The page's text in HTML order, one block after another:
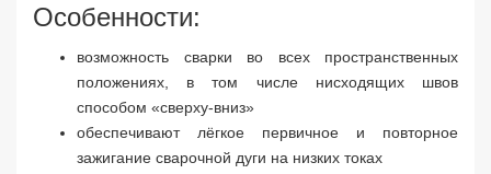
Особенности:
возможность сварки во всех пространственных
положениях, в том числе нисходящих швов
способом «сверху-вниз»
обеспечивают лёгкое первичное и повторное
зажигание сварочной дуги на низких токах